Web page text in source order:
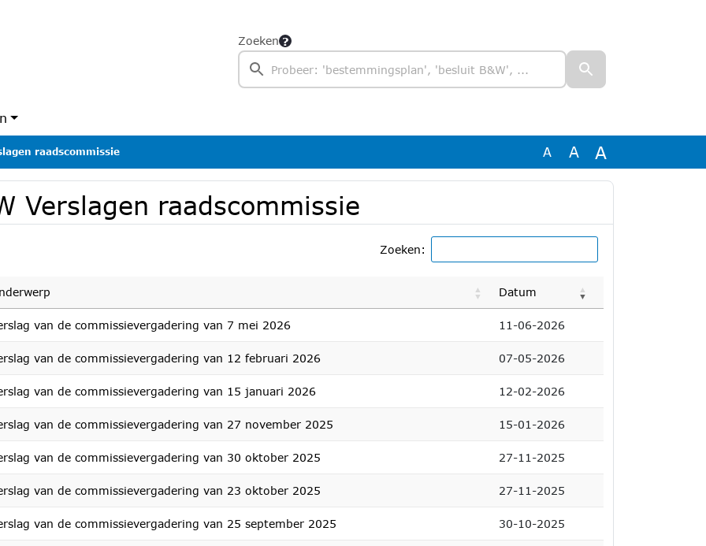
Zoeken
raadscommissie A A A
Verslagen raadscommissie
Zoeken:
Datum
van de commissievergadering van 7 mei 2026 11-06-2026
van de commissievergadering van 12 februari 2026 07-05-2026
van de commissievergadering van 15 januari 2026 12-02-2026
van de commissievergadering van 27 november 2025 15-01-2026
van de commissievergadering van 30 oktober 2025 27-11-2025
van de commissievergadering van 23 oktober 2025 27-11-2025
van de commissievergadering van 25 september 2025 30-10-2025